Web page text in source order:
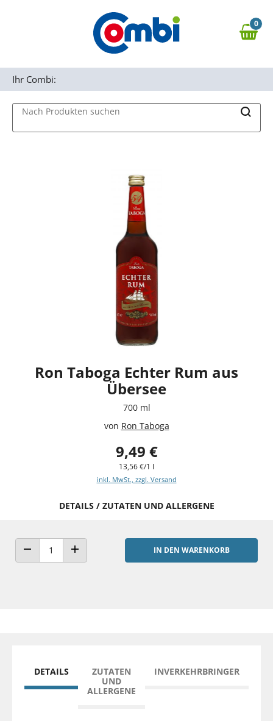
Zur Navigation springen
0,00 €
0
Nach Produkten suchen
Ihr Combi:
Ron Taboga Echter Rum aus
Übersee
700 ml
von Ron Taboga
9,49 €
13,56 €/1 l
inkl. MwSt., zzgl. Versand
DETAILS / ZUTATEN UND ALLERGENE
ANZAHL VERRINGERNANZAHL ERHÖHEN
IN DEN WARENKORB
DETAILS
ZUTATEN
UND
ALLERGENE
INVERKEHRBRINGER